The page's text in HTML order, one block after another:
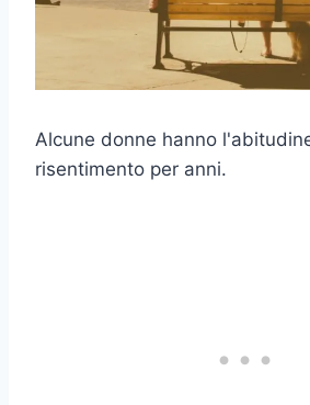
Alcune donne hanno
risentimento per anni.